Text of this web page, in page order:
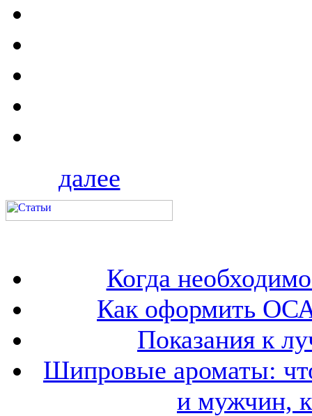
далее
Когда
Как оформить
Показания к
Шипровые ароматы:
и мужчин,